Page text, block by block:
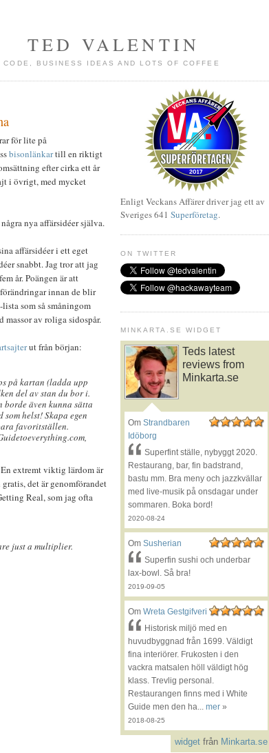
TED VALENTIN
CODE, BUSINESS IDEAS AND LOTS OF COFFEE
för lite på
bisonlänkartill en riktigt
efter cirka ett år
i övrigt, med mycket
nya affärsidéer själva.
affärsidéer i ett eget
snabbt. Jag tror att jag
år. Poängen är att
innan de blir
som så småningom
massor av roliga sidospår.
ut från början:
på kartan (ladda upp
del av stan du bor i.
även kunna sätta
helst! Skapa egen
favoritställen.
En extremt viktig lärdom är
det är genomförandet
Real, som jag ofta
just a multiplier.
Enligt Veckans Affärer driver jag ett av
Sveriges 641 Superföretag.
ON TWITTER
MINKARTA.SE WIDGET
Teds latest
reviews from
Minkarta.se
Om Strandbaren
Idöborg
Superfint ställe, nybyggt 2020.
Restaurang, bar, fin badstrand,
bastu mm. Bra meny och jazzkvällar
med live-musik på onsdagar under
sommaren. Boka bord!
2020-08-24
Om Susherian
Superfin sushi och underbar
lax-bowl. Så bra!
2019-09-05
Om Wreta Gestgifveri
Historisk miljö med en
huvudbyggnad från 1699. Väldigt
fina interiörer. Frukosten i den
vackra matsalen höll väldigt hög
klass. Trevlig personal.
Restaurangen finns med i White
Guide men den ha... mer »
2018-08-25
widget från Minkarta.se